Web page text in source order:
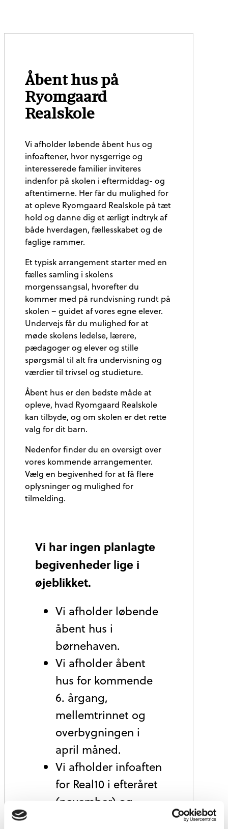
Åbent hus på
Ryomgaard
Realskole
Vi afholder løbende åbent hus og
infoaftener, hvor nysgerrige og
interesserede familier inviteres
indenfor på skolen i eftermiddag- og
aftentimerne. Her får du mulighed for
at opleve Ryomgaard Realskole på tæt
hold og danne dig et ærligt indtryk af
både hverdagen, fællesskabet og de
faglige rammer.
Et typisk arrangement starter med en
fælles samling i skolens
morgenssangsal, hvorefter du
kommer med på rundvisning rundt på
skolen – guidet af vores egne elever.
Undervejs får du mulighed for at
møde skolens ledelse, lærere,
pædagoger og elever og stille
spørgsmål til alt fra undervisning og
værdier til trivsel og studieture.
Åbent hus er den bedste måde at
opleve, hvad Ryomgaard Realskole
kan tilbyde, og om skolen er det rette
valg for dit barn.
Nedenfor finder du en oversigt over
vores kommende arrangementer.
Vælg en begivenhed for at få flere
oplysninger og mulighed for
tilmelding.
Vi har ingen planlagte
begivenheder lige i
øjeblikket.
Vi afholder løbende
åbent hus i
børnehaven.
Vi afholder åbent
hus for kommende
6. årgang,
mellemtrinnet og
overbygningen i
april måned.
Vi afholder infoaften
for Real10 i efteråret
(november) og